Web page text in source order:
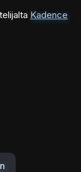
Kadence